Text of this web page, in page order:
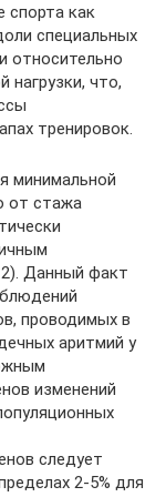
спорта как
специальных
относительно
что,
тренировок.
минимальной
от стажа
2). Данный факт
проводимых в
аритмий у
изменений
следует
2-5% для